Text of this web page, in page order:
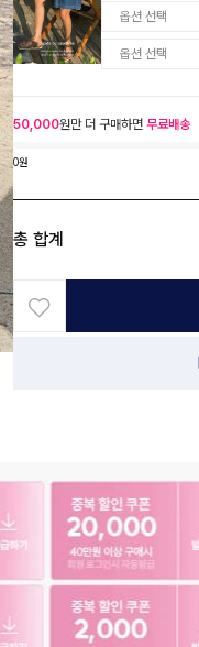
50,000원만 더 구매하면 무료배송
0원
총 합계